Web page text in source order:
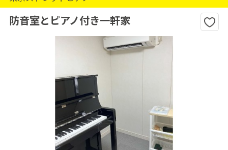
防音室とピアノ付き一軒家